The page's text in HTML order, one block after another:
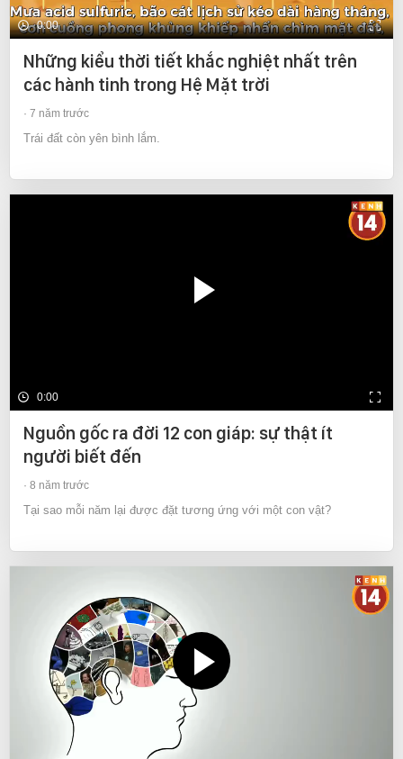
0:00
Những kiểu thời tiết khắc nghiệt nhất trên
các hành tinh trong Hệ Mặt trời
7 năm trước
Trái đất còn yên bình lắm.
0:00
Nguồn gốc ra đời 12 con giáp: sự thật ít
người biết đến
8 năm trước
Tại sao mỗi năm lại được đặt tương ứng với một con vật?